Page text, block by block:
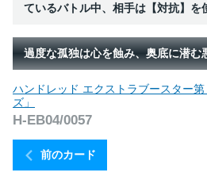
ているバトル中、相手は【対抗】を
過度な孤独は心を蝕み、奥底に潜む
前のカード
ハンドレッド エクストラブースター
ズ」
H-EB04/0057